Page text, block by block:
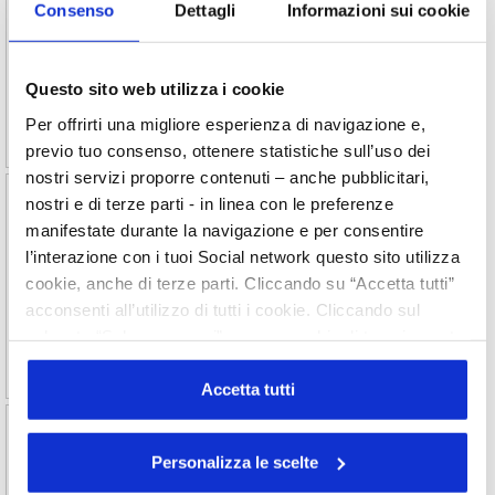
Consenso Dettagli Informazioni sui cookie
Questo sito web utilizza i cookie
Per offrirti una migliore esperienza di navigazione e,
previo tuo consenso, ottenere statistiche sull’uso dei
nostri servizi proporre contenuti – anche pubblicitari,
nostri e di terze parti - in linea con le preferenze
manifestate durante la navigazione e per consentire
l’interazione con i tuoi Social network questo sito utilizza
cookie, anche di terze parti. Cliccando su “Accetta tutti”
acconsenti all’utilizzo di tutti i cookie. Cliccando sul
o profilazione viene utilizzato. Cliccando su
“Personalizza le scelte” è possibile esprimere la propria
volontà in relazione a ciascuna categoria di cookie del
Accetta tutti
Personalizza le scelte
Technical Regulation for Cosmetic Products, entrato in
vigore il 3 agosto 2024.
2026/61 Rilascio delle dichiarazioni di
conformità alle GMP, da parte di Cosmetica
Italia
Aggiornamenti delle procedure per il rilascio di
dichiarazioni di conformità alle GMP cosmetiche da parte di
2026/60 IMBALLAGGI - Indicazioni su